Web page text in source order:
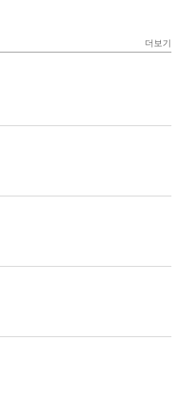
더보기